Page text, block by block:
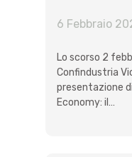
6 Febbraio
Lo scorso 2
Confindustria
presentazione
Economy: il…